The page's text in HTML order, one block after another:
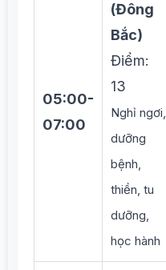
05:00-
07:00
(Đông
Bắc)
Điểm:
13
Nghỉ ngơi,
dưỡng
bệnh,
thiền, tu
dưỡng,
học hành